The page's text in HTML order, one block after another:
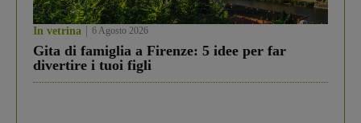
In vetrina 6 Agosto 2026
Gita di famiglia a Firenze: 5 idee per far
divertire i tuoi figli